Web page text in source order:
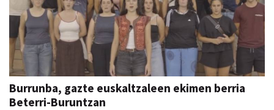
Burrunba, gazte euskaltzaleen ekimen berria
Beterri-Buruntzan